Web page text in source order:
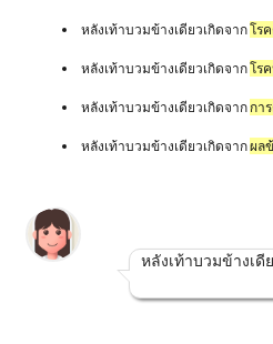
หลังเท้าบวมข้างเดียวเกิดจากโร
หลังเท้าบวมข้างเดียวเกิดจากโร
หลังเท้าบวมข้างเดียวเกิดจาก กา
หลังเท้าบวมข้างเดียวเกิดจากผล
หลังเท้าบวมข้างเดี